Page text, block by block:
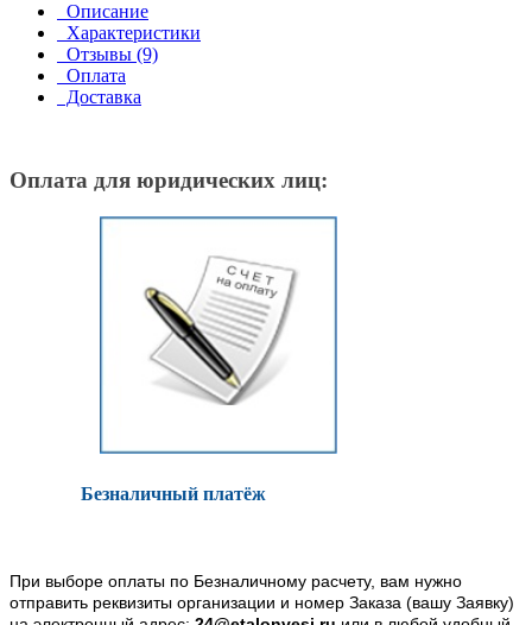
Описание
Характеристики
Отзывы (9)
Оплата
Доставка
Оплата для юридических лиц:
Безналичный платёж
При выборе оплаты по Безналичному расчету, вам нужно
отправить реквизиты организации и номер Заказа (вашу Заявку)